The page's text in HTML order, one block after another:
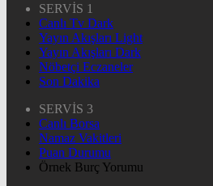
SERVİS 1
Canlı Tv Dark
Yayın Akışları Light
Yayın Akışları Dark
Nöbetçi Eczaneler
Son Dakika
SERVİS 3
Canlı Borsa
Namaz Vakitleri
Puan Durumu
Örnek Burç Yorumu